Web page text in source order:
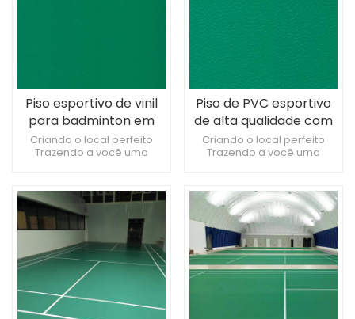
Piso esportivo de vinil
para badminton em
pvc de 4,5 mm
antiderrapante
Criando o local perfeito
Trazendo a você uma
relação qualidade/preço
Piso de PVC esportivo
de alta qualidade com
4,5 mm de espessura
Criando o local perfeito
Trazendo a você uma
relação qualidade/preço